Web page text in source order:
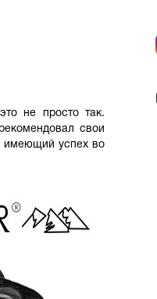
не просто так.
свои
имеющий успех во